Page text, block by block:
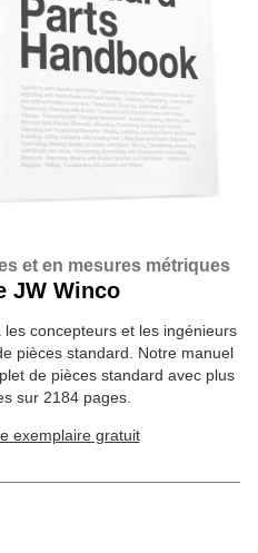
et en mesures métriques
JW Winco
concepteurs et les ingénieurs
pièces standard. Notre manuel
de pièces standard avec plus
sur 2184 pages.
exemplaire gratuit